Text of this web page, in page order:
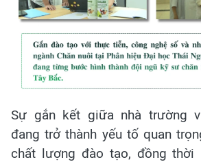
Sự gắn kết giữa nhà trường
đang trở thành yếu tố quan
chất lượng đào tạo, đồng